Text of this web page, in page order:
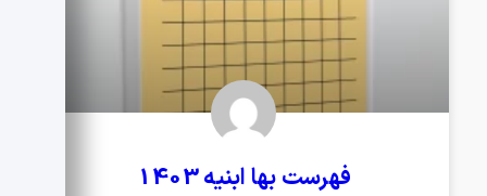
فهرست بها ابنیه 1403